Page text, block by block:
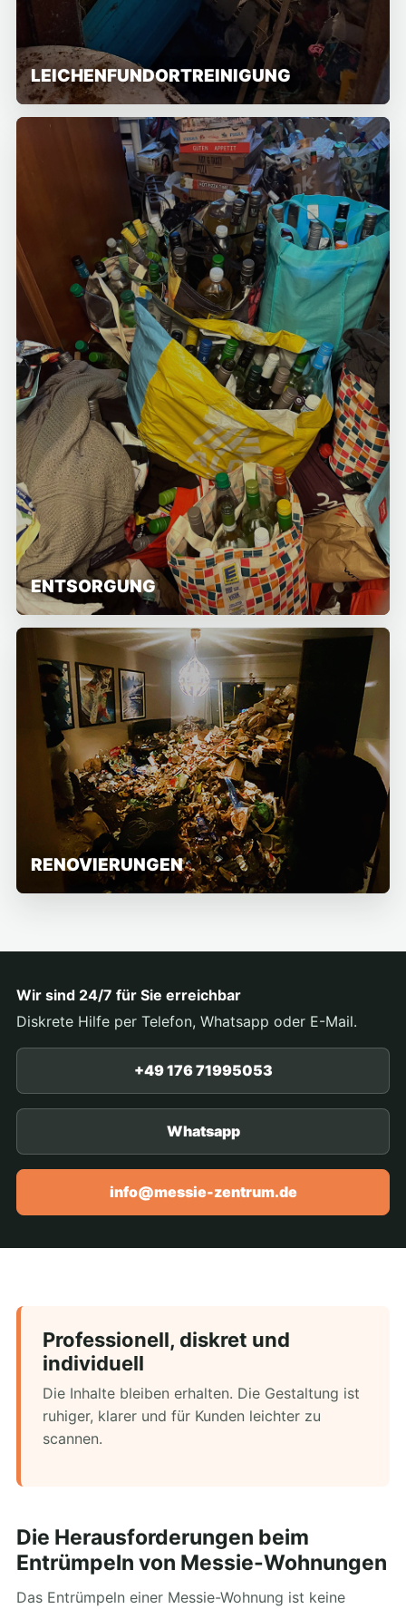
LEICHENFUNDORTREINIGUNG
ENTSORGUNG
RENOVIERUNGEN
Wir sind 24/7 für Sie erreichbar
Diskrete Hilfe per Telefon, Whatsapp oder E-Mail.
+49 176 71995053
Whatsapp
info@messie-zentrum.de
Professionell, diskret und
individuell
Die Inhalte bleiben erhalten. Die Gestaltung ist
ruhiger, klarer und für Kunden leichter zu
scannen.
Die Herausforderungen beim
Entrümpeln von Messie-Wohnungen
Das Entrümpeln einer Messie-Wohnung ist keine